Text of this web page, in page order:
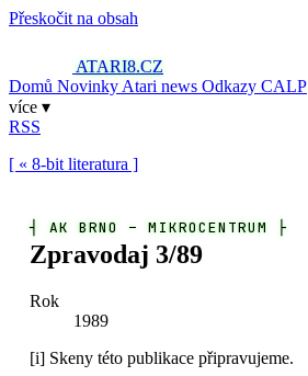
Přeskočit na obsah
ATARI8.CZ
Domů Novinky Atari news Odkazy CALP
více ▾
RSS
[ « 8-bit literatura ]
┤AK BRNO – MIKROCENTRUM ├
Zpravodaj 3/89
Rok
1989
[i] Skeny této publikace připravujeme.